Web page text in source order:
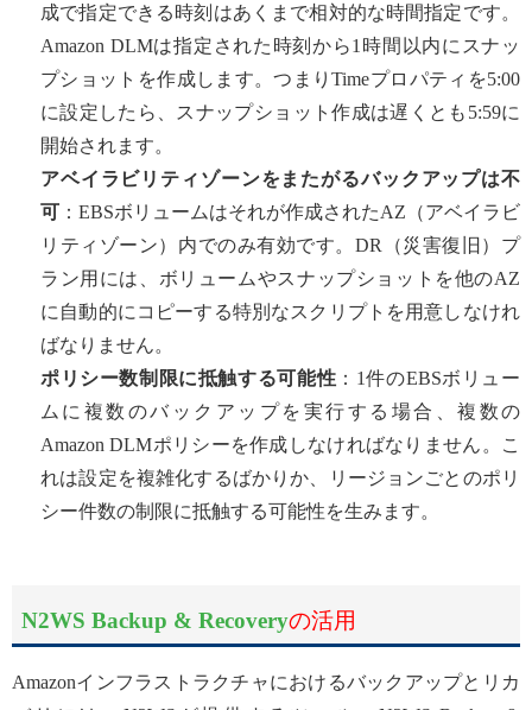
成で指定できる時刻はあくまで相対的な時間指定です。
Amazon DLMは指定された時刻から1時間以内にスナッ
プショットを作成します。つまりTimeプロパティを5:00
に設定したら、スナップショット作成は遅くとも5:59に
開始されます。
アベイラビリティゾーンをまたがるバックアップは不
可 ：EBSボリュームはそれが作成されたAZ（アベイラビ
リティゾーン）内でのみ有効です。DR（災害復旧）プ
ラン用には、ボリュームやスナップショットを他のAZ
に自動的にコピーする特別なスクリプトを用意しなけれ
ばなりません。
ポリシー数制限に抵触する可能性 ：1件のEBSボリュー
ムに複数のバックアップを実行する場合、複数の
Amazon DLMポリシーを作成しなければなりません。こ
れは設定を複雑化するばかりか、リージョンごとのポリ
シー件数の制限に抵触する可能性を生みます。
N2WS Backup & Recoveryの活用
Amazonインフラストラクチャにおけるバックアップとリカ